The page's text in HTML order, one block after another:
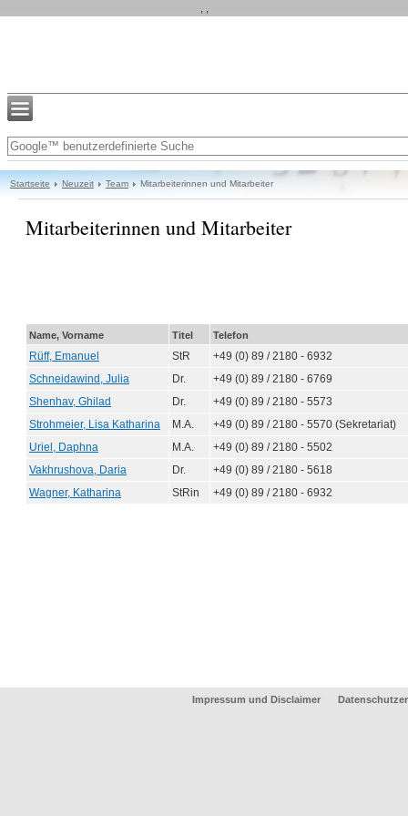
, ,
Startseite Neuzeit Team Mitarbeiterinnen und Mitarbeiter
Mitarbeiterinnen und Mitarbeiter
Name, Vorname Titel Telefon
Rüff, Emanuel StR
+49 (0) 89 / 2180 - 6932
Schneidawind, Julia
Dr.
+49 (0) 89 / 2180 - 6769
Shenhav, Ghilad
Dr.
+49 (0) 89 / 2180 - 5573
Strohmeier, Lisa Katharina
M.A.
+49 (0) 89 / 2180 - 5570 (Sekretariat)
Uriel, Daphna
M.A.
+49 (0) 89 / 2180 - 5502
Vakhrushova, Daria
Dr.
+49 (0) 89 / 2180 - 5618
Wagner, Katharina
StRin +49 (0) 89 / 2180 - 6932
Impressum und Disclaimer